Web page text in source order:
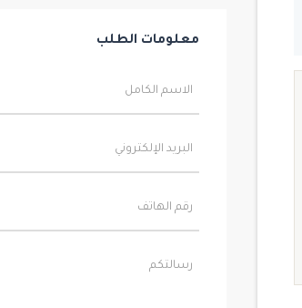
معلومات الطلب